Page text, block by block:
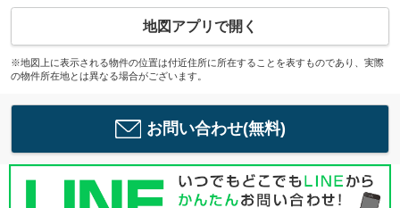
地図アプリで開く
※地図上に表示される物件の位置は付近住所に所在することを表すものであり、実際
の物件所在地とは異なる場合がございます。
お問い合わせ(無料)